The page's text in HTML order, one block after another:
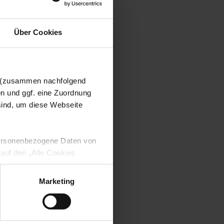
Über Cookies
nachfolgend
und ggf. eine Zuordnung
um diese Webseite
Daten von
den „Alle Cookies
Verarbeitung Ihrer
Art. 6 Abs. 1 lit. a DSGVO
Ihre etwaig erteilten
Marketing